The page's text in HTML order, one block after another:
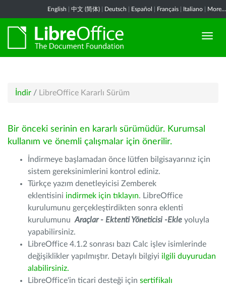
English 中文 (简体) Deutsch Español Français Italiano More...
İndir / LibreOffice Kararlı Sürüm
Bir önceki serinin en kararlı sürümüdür. Kurumsal
kullanım ve önemli çalışmalar için önerilir.
İndirmeye başlamadan önce lütfen bilgisayarınız için
sistem gereksinimlerini kontrol ediniz.
Türkçe yazım denetleyicisi Zemberek
eklentisini indirmek için tıklayın. LibreOffice
kurulumunu gerçekleştirdikten sonra eklenti
kurulumunu Araçlar - Ektenti Yöneticisi -Ekle yoluyla
yapabilirsiniz.
LibreOffice 4.1.2 sonrası bazı Calc işlev isimlerinde
değişiklikler yapılmıştır. Detaylı bilgiyi ilgili duyurudan
alabilirsiniz.
LibreOffice'in ticari desteği için sertifikalı